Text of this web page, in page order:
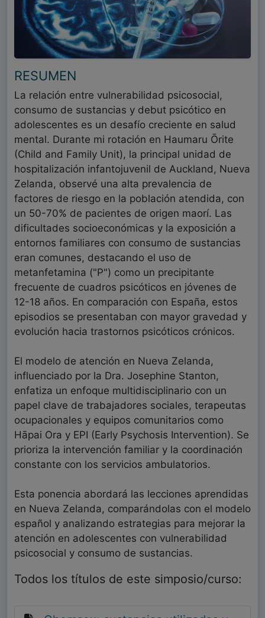
RESUMEN
La relación entre vulnerabilidad psicosocial,
consumo de sustancias y debut psicótico en
adolescentes es un desafío creciente en salud
mental. Durante mi rotación en Haumaru Ōrite
(Child and Family Unit), la principal unidad de
hospitalización infantojuvenil de Auckland, Nueva
Zelanda, observé una alta prevalencia de
factores de riesgo en la población atendida, con
un 50-70% de pacientes de origen maorí. Las
dificultades socioeconómicas y la exposición a
entornos familiares con consumo de sustancias
eran comunes, destacando el uso de
metanfetamina ("P") como un precipitante
frecuente de cuadros psicóticos en jóvenes de
12-18 años. En comparación con España, estos
episodios se presentaban con mayor gravedad y
evolución hacia trastornos psicóticos crónicos.
El modelo de atención en Nueva Zelanda,
influenciado por la Dra. Josephine Stanton,
enfatiza un enfoque multidisciplinario con un
papel clave de trabajadores sociales, terapeutas
ocupacionales y equipos comunitarios como
Hāpai Ora y EPI (Early Psychosis Intervention). Se
prioriza la intervención familiar y la coordinación
constante con los servicios ambulatorios.
Esta ponencia abordará las lecciones aprendidas
en Nueva Zelanda, comparándolas con el modelo
español y analizando estrategias para mejorar la
atención en adolescentes con vulnerabilidad
psicosocial y consumo de sustancias.
Todos los títulos de este simposio/curso: